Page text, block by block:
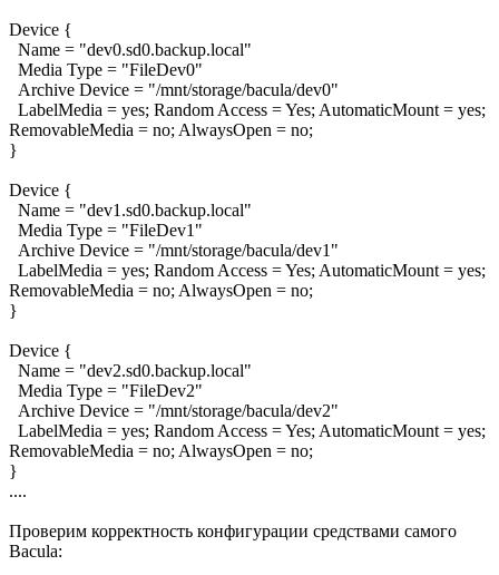
Device {
Name = "dev0.sd0.backup.local"
Media Type = "FileDev0"
Archive Device = "/mnt/storage/bacula/dev0"
LabelMedia = yes; Random Access = Yes; AutomaticMount = yes;
RemovableMedia = no; AlwaysOpen = no;
}
Device {
Name = "dev1.sd0.backup.local"
Media Type = "FileDev1"
Archive Device = "/mnt/storage/bacula/dev1"
LabelMedia = yes; Random Access = Yes; AutomaticMount = yes;
RemovableMedia = no; AlwaysOpen = no;
}
Device {
Name = "dev2.sd0.backup.local"
Media Type = "FileDev2"
Archive Device = "/mnt/storage/bacula/dev2"
LabelMedia = yes; Random Access = Yes; AutomaticMount = yes;
RemovableMedia = no; AlwaysOpen = no;
}
....
Проверим корректность конфигурации средствами самого
Bacula: